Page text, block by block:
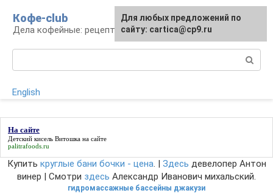
контенту
Кофе-club
Дела кофейные: рецепты и приготовление
English
На сайте
Детский кисель Витошка на сайте
palitrafoods.ru
Купить круглые бани бочки - цена. | Здесь девелопер Антон
винер | Смотри здесь Александр Иванович михальский.
гидромассажные бассейны джакузи
Для любых предложений по
сайту: cartica@cp9.ru